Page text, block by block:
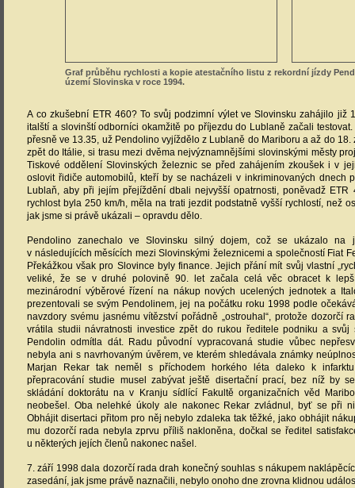
Graf průběhu rychlosti a kopie atestačního listu z rekordní jízdy
území Slovinska v roce 1994.
A co zkušební ETR 460? To svůj podzimní výlet ve Slovinsku zahájilo již
italští a slovinští odborníci okamžitě po příjezdu do Lublaně začali
přesně ve 13.35, už Pendolino vyjíždělo z Lublaně do Mariboru a až do 18.
zpět do Itálie, si trasu mezi dvěma nejvýznamnějšími slovinskými městy
Tiskové oddělení Slovinských železnic se před zahájením zkoušek i v
oslovit řidiče automobilů, kteří by se nacházeli v inkriminovaných dnech
Lublaň, aby při jejím přejíždění dbali nejvyšší opatrnosti, poněvadž ETR
rychlost byla 250 km/h, měla na trati jezdit podstatně vyšší rychlostí, než
jak jsme si právě ukázali – opravdu dělo.
Pendolino zanechalo ve Slovinsku silný dojem, což se ukázalo na
v následujících měsících mezi Slovinskými železnicemi a společností Fiat
Překážkou však pro Slovince byly finance. Jejich přání mít svůj vlastní
veliké, že se v druhé polovině 90. let začala celá věc obracet k
mezinárodní výběrové řízení na nákup nových ucelených jednotek a
prezentovali se svým Pendolinem, jej na počátku roku 1998 podle
navzdory svému jasnému vítězství pořádně „ostrouhal“, protože dozorčí
vrátila studii návratnosti investice zpět do rukou ředitele podniku a svůj
Pendolin odmítla dát. Radu původní vypracovaná studie vůbec
nebyla ani s navrhovaným úvěrem, ve kterém shledávala známky
Marjan Rekar tak neměl s příchodem horkého léta daleko k
přepracování studie musel zabývat ještě disertační prací, bez níž by
skládání doktorátu na v Kranju sídlící Fakultě organizačních věd
neobešel. Oba nelehké úkoly ale nakonec Rekar zvládnul, byť se při
Obhájit disertaci přitom pro něj nebylo zdaleka tak těžké, jako obhájit
mu dozorčí rada nebyla zprvu příliš nakloněna, dočkal se ředitel
u některých jejích členů nakonec našel.
7. září 1998 dala dozorčí rada drah konečný souhlas s nákupem
zasedání, jak jsme právě naznačili, nebylo onoho dne zrovna klidnou